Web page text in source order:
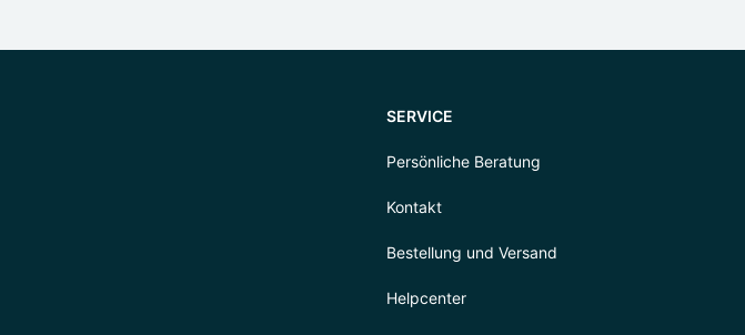
SERVICE
Persönliche Beratung
Kontakt
Bestellung und Versand
Helpcenter